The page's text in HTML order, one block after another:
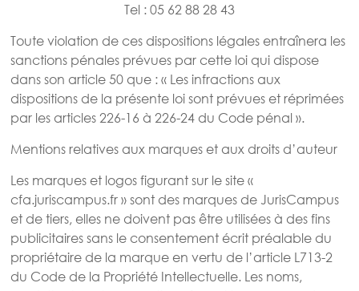
Tel : 05 62 88 28 43
Toute violation de ces dispositions légales entraînera les
sanctions pénales prévues par cette loi qui dispose
dans son article 50 que : « Les infractions aux
dispositions de la présente loi sont prévues et réprimées
par les articles 226-16 à 226-24 du Code pénal ».
Mentions relatives aux marques et aux droits d’auteur
Les marques et logos figurant sur le site «
cfa.juriscampus.fr » sont des marques de JurisCampus
et de tiers, elles ne doivent pas être utilisées à des fins
publicitaires sans le consentement écrit préalable du
propriétaire de la marque en vertu de l’article L713-2
du Code de la Propriété Intellectuelle. Les noms,